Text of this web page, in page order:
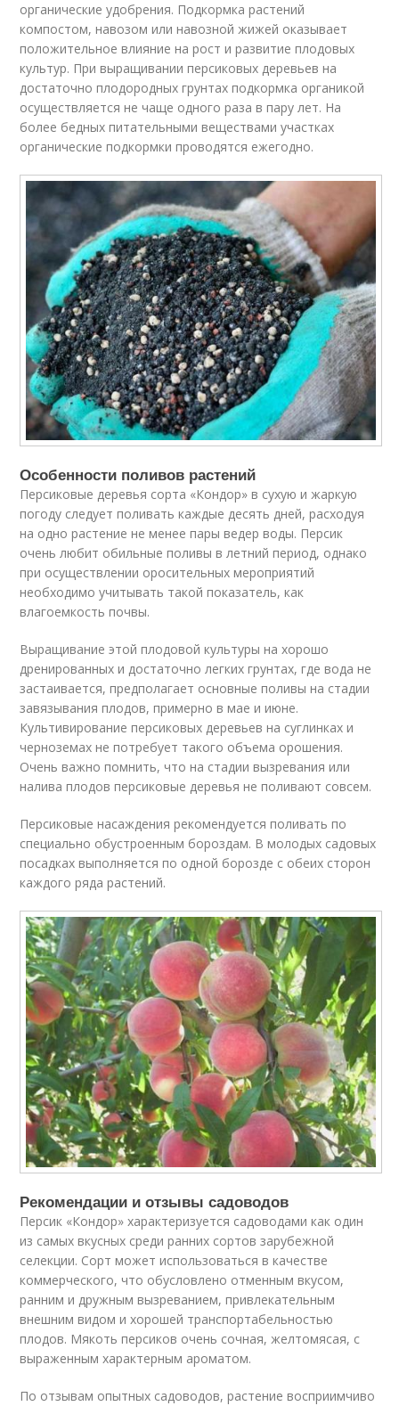
органические удобрения. Подкормка растений
компостом, навозом или навозной жижей оказывает
положительное влияние на рост и развитие плодовых
культур. При выращивании персиковых деревьев на
достаточно плодородных грунтах подкормка органикой
осуществляется не чаще одного раза в пару лет. На
более бедных питательными веществами участках
органические подкормки проводятся ежегодно.
Особенности поливов растений
Персиковые деревья сорта «Кондор» в сухую и жаркую
погоду следует поливать каждые десять дней, расходуя
на одно растение не менее пары ведер воды. Персик
очень любит обильные поливы в летний период, однако
при осуществлении оросительных мероприятий
необходимо учитывать такой показатель, как
влагоемкость почвы.
Выращивание этой плодовой культуры на хорошо
дренированных и достаточно легких грунтах, где вода не
застаивается, предполагает основные поливы на стадии
завязывания плодов, примерно в мае и июне.
Культивирование персиковых деревьев на суглинках и
черноземах не потребует такого объема орошения.
Очень важно помнить, что на стадии вызревания или
налива плодов персиковые деревья не поливают совсем.
Персиковые насаждения рекомендуется поливать по
специально обустроенным бороздам. В молодых садовых
посадках выполняется по одной борозде с обеих сторон
каждого ряда растений.
Рекомендации и отзывы садоводов
Персик «Кондор» характеризуется садоводами как один
из самых вкусных среди ранних сортов зарубежной
селекции. Сорт может использоваться в качестве
коммерческого, что обусловлено отменным вкусом,
ранним и дружным вызреванием, привлекательным
внешним видом и хорошей транспортабельностью
плодов. Мякоть персиков очень сочная, желтомясая, с
выраженным характерным ароматом.
По отзывам опытных садоводов, растение восприимчиво